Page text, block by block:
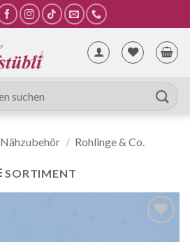
Nähzubehör / Rohlinge & Co.
SORTIMENT